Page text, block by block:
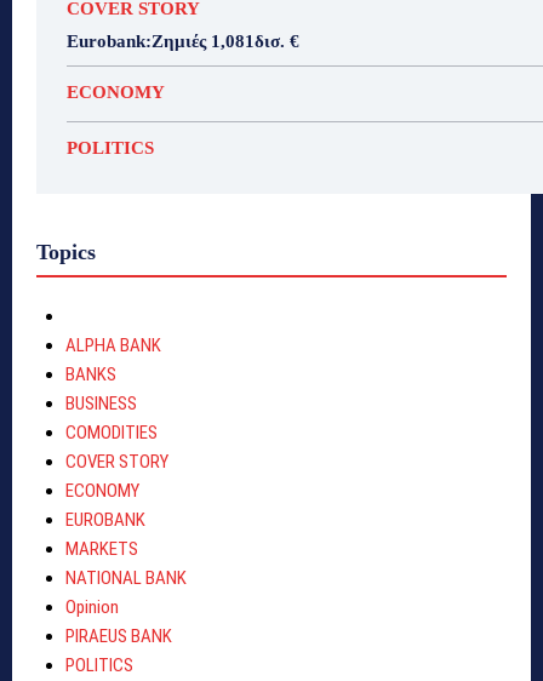
COVER STORY
Eurobank:Ζημιές 1,081δισ. €
ECONOMY
POLITICS
Topics
ALPHA BANK
BANKS
BUSINESS
COMODITIES
COVER STORY
ECONOMY
EUROBANK
MARKETS
NATIONAL BANK
Opinion
PIRAEUS BANK
POLITICS